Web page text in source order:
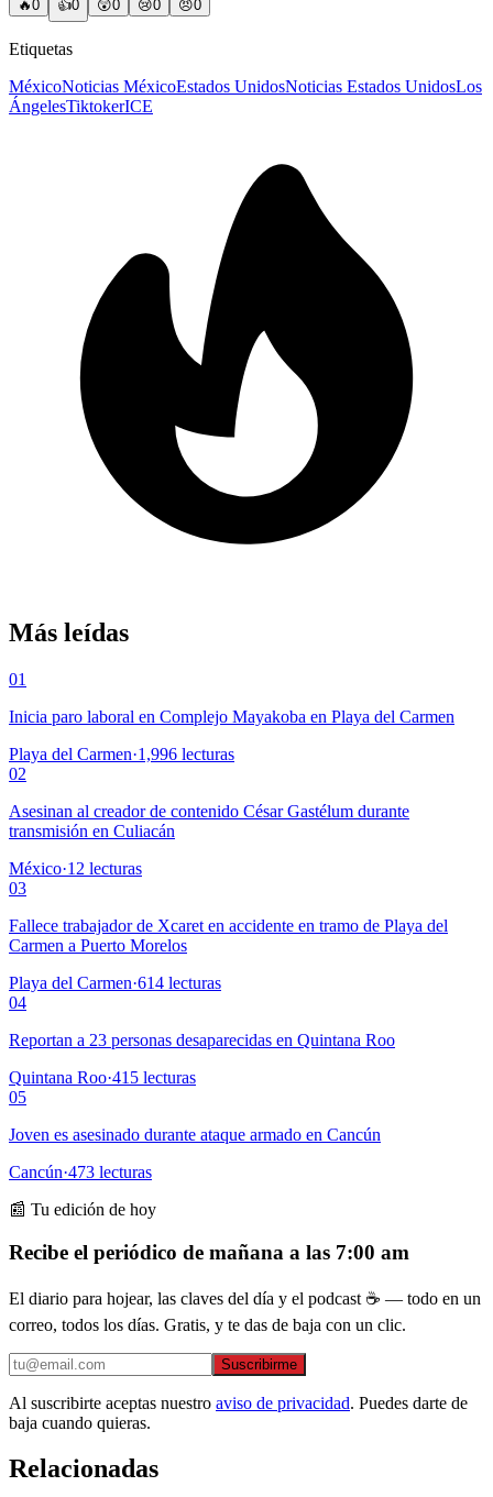
🔥0 👍0 😲0 😢0 😠0
Etiquetas
MéxicoNoticias MéxicoEstados UnidosNoticias Estados UnidosLos
ÁngelesTiktokerICE
Más leídas
01
Inicia paro laboral en Complejo Mayakoba en Playa del Carmen
Playa del Carmen·1,996 lecturas
02
Asesinan al creador de contenido César Gastélum durante
transmisión en Culiacán
México·12 lecturas
03
Fallece trabajador de Xcaret en accidente en tramo de Playa del
Carmen a Puerto Morelos
Playa del Carmen·614 lecturas
04
Reportan a 23 personas desaparecidas en Quintana Roo
Quintana Roo·415 lecturas
05
Joven es asesinado durante ataque armado en Cancún
Cancún·473 lecturas
📰 Tu edición de hoy
Recibe el periódico de mañana a las 7:00 am
El diario para hojear, las claves del día y el podcast ☕ — todo en un
correo, todos los días. Gratis, y te das de baja con un clic.
Suscribirme
Al suscribirte aceptas nuestro aviso de privacidad. Puedes darte de
baja cuando quieras.
Relacionadas